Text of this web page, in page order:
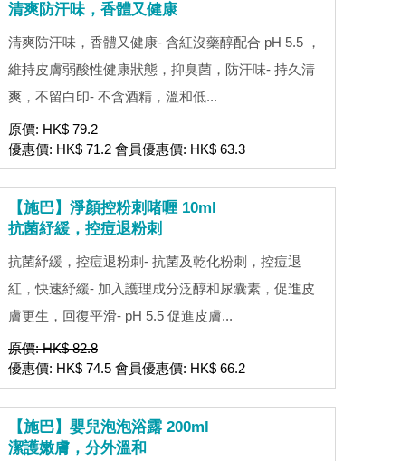
清爽防汗味，香體又健康
清爽防汗味，香體又健康- 含紅沒藥醇配合 pH 5.5 ，
維持皮膚弱酸性健康狀態，抑臭菌，防汗味- 持久清
爽，不留白印- 不含酒精，溫和低...
原價: HK$ 79.2
優惠價: HK$ 71.2 會員優惠價: HK$ 63.3
【施巴】淨顏控粉刺啫喱 10ml
抗菌紓緩，控痘退粉刺
抗菌紓緩，控痘退粉刺- 抗菌及乾化粉刺，控痘退
紅，快速紓緩- 加入護理成分泛醇和尿囊素，促進皮
膚更生，回復平滑- pH 5.5 促進皮膚...
原價: HK$ 82.8
優惠價: HK$ 74.5 會員優惠價: HK$ 66.2
【施巴】嬰兒泡泡浴露 200ml
潔護嫩膚，分外溫和